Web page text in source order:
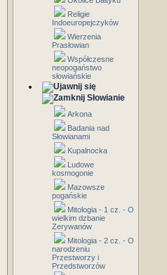
Religie
Indoeuropejczyków
Wierzenia
Prasłowian
Współczesne
neopogaństwo
słowiańskie
Słowianie
Arkona
Badania nad
Słowianami
Kupalnocka
Ludowe
kosmogonie
Mazowsze
pogańskie
Mitologia - 1 cz. - O
wielkim dzbanie
Zerywanów
Mitologia - 2 cz. - O
narodzeniu
Przestworzy i
Przedstworzów